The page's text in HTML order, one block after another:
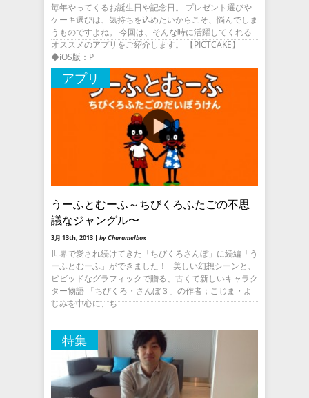
毎年やってくるお誕生日や記念日。 プレゼント選びや
ケーキ選びは、気持ちを込めたいからこそ、悩んでしま
うものですよね。 今回は、そんな時に活躍してくれる
オススメのアプリをご紹介します。 【PICTCAKE】
◆iOS版：P
アプリ
うーふとむーふ～ちびくろふたごの不思
議なジャングル〜
3月 13th, 2013 | by Charamelbox
世界で愛され続けてきた「ちびくろさんぼ」に続編「う
ーふとむーふ」ができました！ 美しい幻想シーンと、
ビビッドなグラフィックで贈る、古くて新しいキャラク
ター物語 「ちびくろ・さんぼ３」の作者；こじま・よ
しみを中心に、ち
特集